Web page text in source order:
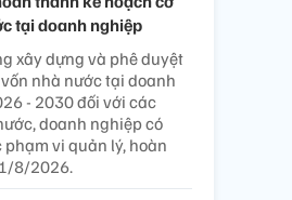
tại doanh nghiệp
xây dựng và phê duyệt
nhà nước tại doanh
- 2030 đối với các
doanh nghiệp có
vi quản lý, hoàn
8/2026.